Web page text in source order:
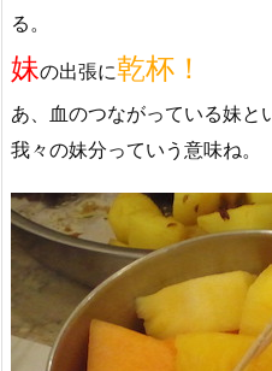
る。
妹の出張に乾杯！
あ、血のつながっている妹と
我々の妹分っていう意味ね。